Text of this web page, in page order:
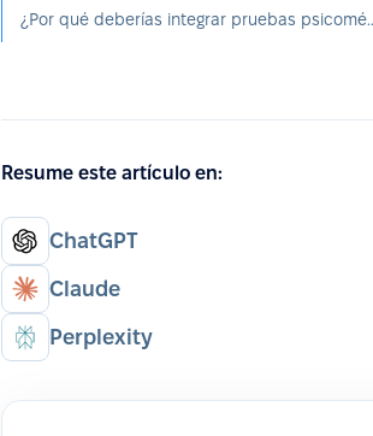
¿Por qué deberías integrar
Resume este artículo en:
ChatGPT
Claude
Perplexity